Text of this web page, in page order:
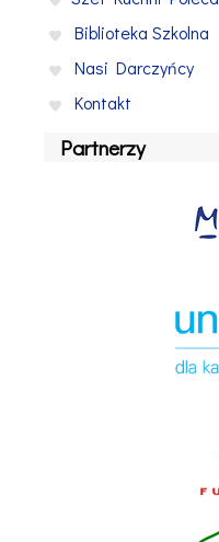
Biblioteka Szkolna
Nasi Darczyńcy
Kontakt
Partnerzy